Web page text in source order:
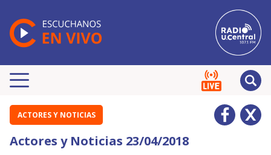
ACTORES Y NOTICIAS
Actores y Noticias 23/04/2018